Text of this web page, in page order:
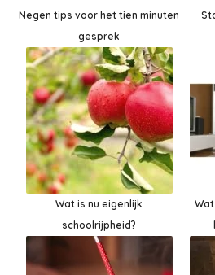
Negen tips voor het tien minuten
gesprek
Wat is nu eigenlijk
schoolrijpheid?